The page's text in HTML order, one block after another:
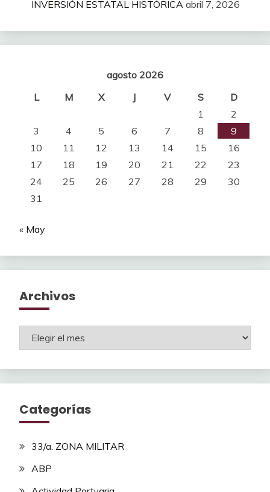
INVERSIÓN ESTATAL HISTÓRICA abril 7, 2026
agosto 2026
L
M X J V S
D
1
2
3
4 5 6 7 8
9
10
11 12 13 14 15
16
17
18 19 20 21 22
23
24
25 26 27 28 29
30
31
« May
Archivos
Archivos
Categorías
33/a. ZONA MILITAR
ABP